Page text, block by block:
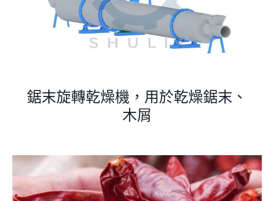
鋸末旋轉乾燥機，用於乾燥鋸末、
木屑